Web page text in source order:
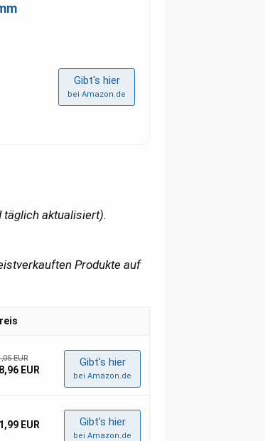
Gibt's hier
bei Amazon.de
täglich aktualisiert).
Produkte auf
EUR
EUR
Gibt's hier
bei Amazon.de
EUR Gibt's hier
bei Amazon.de